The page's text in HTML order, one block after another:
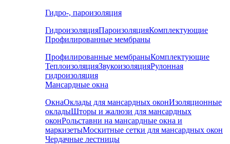
Гидро-, пароизоляция
ГидроизоляцияПароизоляцияКомплектующие
Профилированные мембраны
Профилированные мембраныКомплектующие
ТеплоизоляцияЗвукоизоляцияРулонная
гидроизоляция
Мансардные окна
ОкнаОклады для мансардных оконИзоляционные
окладыШторы и жалюзи для мансардных
оконРольставни на мансардные окна и
маркизетыМоскитные сетки для мансардных окон
Чердачные лестницы